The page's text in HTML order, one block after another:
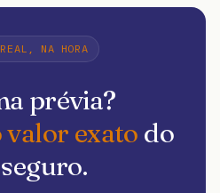
NA HORA
prévia?
valor exato do